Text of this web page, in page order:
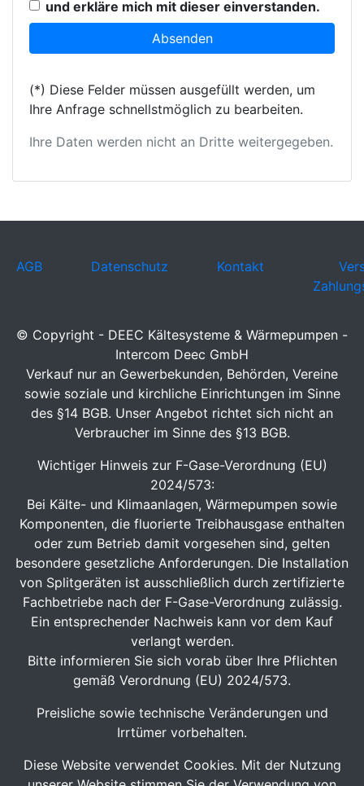
und erkläre mich mit dieser einverstanden.
(*) Diese Felder müssen ausgefüllt werden, um
Ihre Anfrage schnellstmöglich zu bearbeiten.
Ihre Daten werden nicht an Dritte weitergegeben.
AGB Datenschutz Kontakt
© Copyright - DEEC Kältesysteme & Wärmepumpen -
Intercom Deec GmbH
Verkauf nur an Gewerbekunden, Behörden, Vereine
sowie soziale und kirchliche Einrichtungen im Sinne
des §14 BGB. Unser Angebot richtet sich nicht an
Verbraucher im Sinne des §13 BGB.
Wichtiger Hinweis zur F-Gase-Verordnung (EU)
2024/573:
Bei Kälte- und Klimaanlagen, Wärmepumpen sowie
Komponenten, die fluorierte Treibhausgase enthalten
oder zum Betrieb damit vorgesehen sind, gelten
besondere gesetzliche Anforderungen. Die Installation
von Splitgeräten ist ausschließlich durch zertifizierte
Fachbetriebe nach der F-Gase-Verordnung zulässig.
Ein entsprechender Nachweis kann vor dem Kauf
verlangt werden.
Bitte informieren Sie sich vorab über Ihre Pflichten
gemäß Verordnung (EU) 2024/573.
Preisliche sowie technische Veränderungen und
Irrtümer vorbehalten.
Diese Website verwendet Cookies. Mit der Nutzung